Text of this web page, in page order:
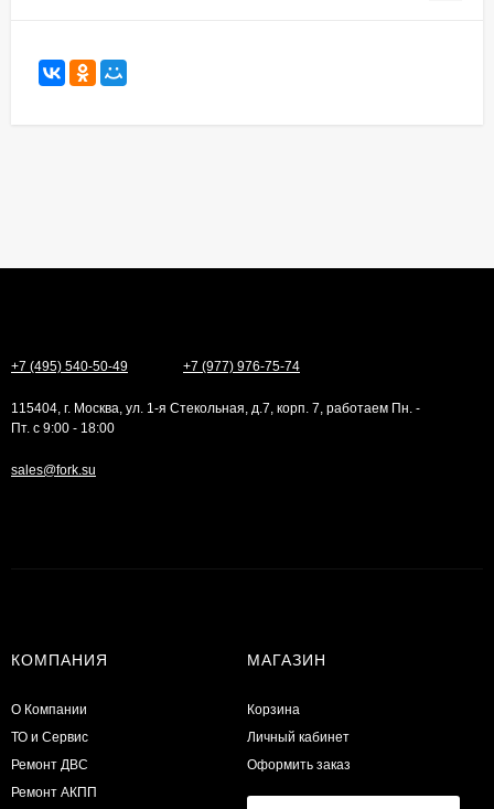
+7 (495) 540-50-49 +7 (977) 976-75-74
115404, г. Москва, ул. 1-я Стекольная, д.7, корп. 7, работаем Пн. -
Пт. с 9:00 - 18:00
sales@fork.su
КОМПАНИЯ
О Компании
ТО и Сервис
​Ремонт ДВС
Ремонт АКПП
МАГАЗИН
Корзина
Личный кабинет
Оформить заказ